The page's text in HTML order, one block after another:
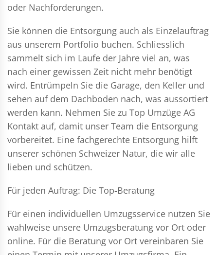
oder Nachforderungen.
Sie können die Entsorgung auch als Einzelauftrag
aus unserem Portfolio buchen. Schliesslich
sammelt sich im Laufe der Jahre viel an, was
nach einer gewissen Zeit nicht mehr benötigt
wird. Entrümpeln Sie die Garage, den Keller und
sehen auf dem Dachboden nach, was aussortiert
werden kann. Nehmen Sie zu Top Umzüge AG
Kontakt auf, damit unser Team die Entsorgung
vorbereitet. Eine fachgerechte Entsorgung hilft
unserer schönen Schweizer Natur, die wir alle
lieben und schützen.
Für jeden Auftrag: Die Top-Beratung
Für einen individuellen Umzugsservice nutzen Sie
wahlweise unsere Umzugsberatung vor Ort oder
online. Für die Beratung vor Ort vereinbaren Sie